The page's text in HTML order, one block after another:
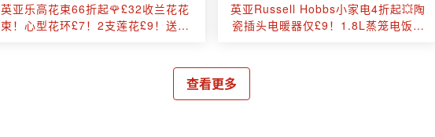
英亚乐高花束66折起🌹£32收兰花花
束！心型花环£7！2支莲花£9！送男
英亚Russell Hobbs小家电4折起💥陶
瓷插头电暖器仅£9！1.8L蒸笼电饭煲
查看更多